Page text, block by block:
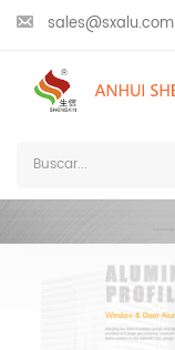
sales@sxalu.com